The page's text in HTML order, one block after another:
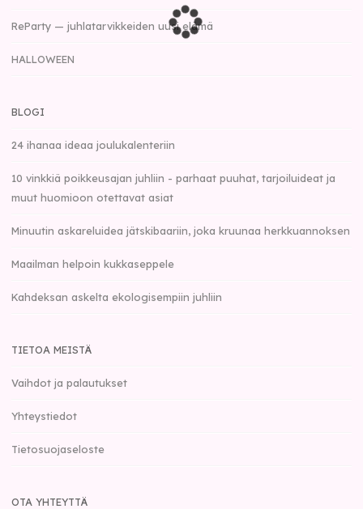
ReParty — juhlatarvikkeiden uusi elämä
HALLOWEEN
BLOGI
24 ihanaa ideaa joulukalenteriin
10 vinkkiä poikkeusajan juhliin - parhaat puuhat, tarjoiluideat ja
muut huomioon otettavat asiat
Minuutin askareluidea jätskibaariin, joka kruunaa herkkuannoksen
Maailman helpoin kukkaseppele
Kahdeksan askelta ekologisempiin juhliin
TIETOA MEISTÄ
Vaihdot ja palautukset
Yhteystiedot
Tietosuojaseloste
OTA YHTEYTTÄ